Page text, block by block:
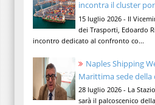
incontra il cluster
15 luglio 2026 - Il
dei Trasporti, Edoardo
incontro dedicato al confronto co...
Naples Shipping
Marittima sede della
28 luglio 2026 - La
sarà il palcoscenico